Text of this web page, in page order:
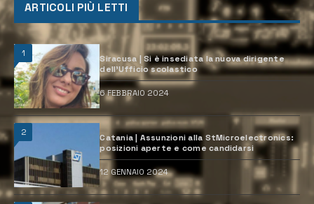
ARTICOLI PIÙ LETTI
1
Siracusa | Si è insediata la nuova dirigente
dell’Ufficio scolastico
6 FEBBRAIO 2024
2
Catania | Assunzioni alla StMicroelectronics:
posizioni aperte e come candidarsi
12 GENNAIO 2024